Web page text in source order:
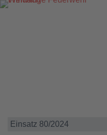
Zum
Einsatz 80/2024